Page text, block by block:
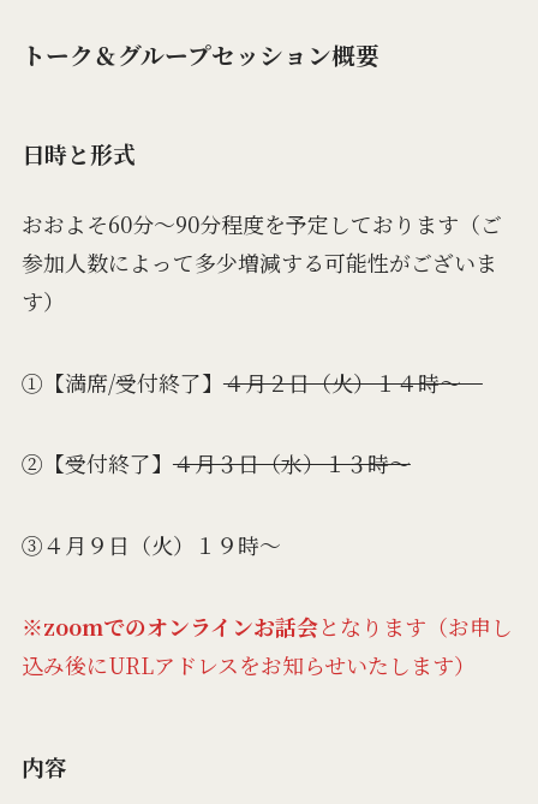
トーク＆グループセッション概要
日時と形式
おおよそ60分〜90分程度を予定しております（ご
参加人数によって多少増減する可能性がございま
す）
①【満席/受付終了】 ４月２日（火）１４時〜
②【受付終了】 ４月３日（水）１３時〜
③４月９日（火）１９時〜
※zoomでのオンラインお話会となります（お申し
込み後にURLアドレスをお知らせいたします）
内容